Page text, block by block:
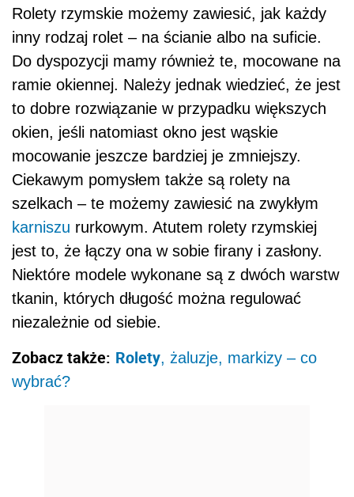
Rolety rzymskie możemy zawiesić, jak każdy
inny rodzaj rolet – na ścianie albo na suficie.
Do dyspozycji mamy również te, mocowane na
ramie okiennej. Należy jednak wiedzieć, że jest
to dobre rozwiązanie w przypadku większych
okien, jeśli natomiast okno jest wąskie
mocowanie jeszcze bardziej je zmniejszy.
Ciekawym pomysłem także są rolety na
szelkach – te możemy zawiesić na zwykłym
karniszu rurkowym. Atutem rolety rzymskiej
jest to, że łączy ona w sobie firany i zasłony.
Niektóre modele wykonane są z dwóch warstw
tkanin, których długość można regulować
niezależnie od siebie.
Zobacz także: Rolety, żaluzje, markizy – co
wybrać?